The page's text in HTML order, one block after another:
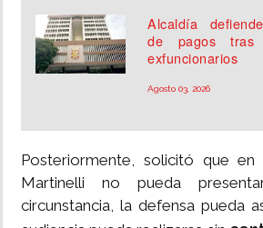
Alcaldía
de pagos tras
exfuncionarios
Agosto 03, 2026
Posteriormente, solicitó que
Martinelli no pueda
circunstancia, la defensa pueda